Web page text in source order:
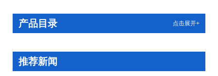
产品目录 点击展开+
推荐新闻